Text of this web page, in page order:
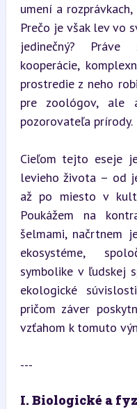
umení a
Prečo je však lev vo
jedinečný? Práve
kooperácie,
prostredie z neho
pre zoológov, ale
pozorovateľa prírody.
Cieľom tejto eseje
levieho života – od
až po miesto v
Poukážem na
šelmami, načrtnem
ekosystéme,
symbolike v ľudskej
ekologické
pričom záver
vzťahom k tomuto
---
I. Biologické a